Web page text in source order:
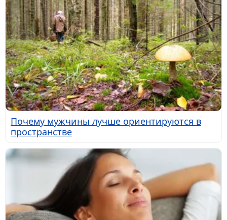
Почему мужчины лучше ориентируются в
пространстве